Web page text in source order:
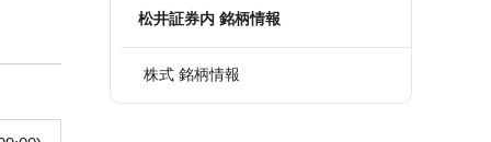
松井証券内 銘柄情報
株式 銘柄情報